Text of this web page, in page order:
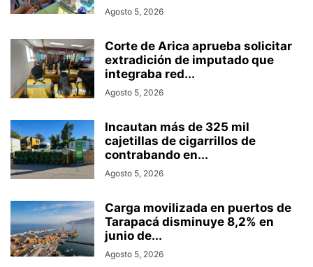
Agosto 5, 2026
Corte de Arica aprueba solicitar
extradición de imputado que
integraba red...
Agosto 5, 2026
Incautan más de 325 mil
cajetillas de cigarrillos de
contrabando en...
Agosto 5, 2026
Carga movilizada en puertos de
Tarapacá disminuye 8,2% en
junio de...
Agosto 5, 2026